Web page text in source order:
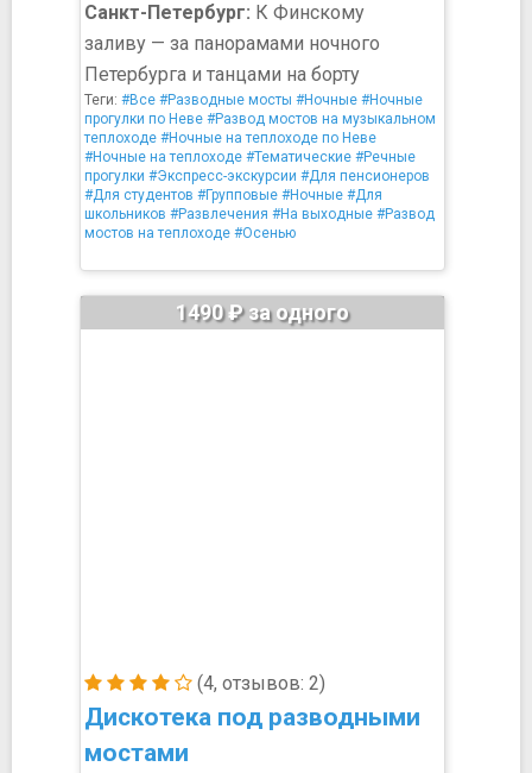
Санкт-Петербург: К Финскому
заливу — за панорамами ночного
Петербурга и танцами на борту
Теги: #Все #Разводные мосты #Ночные #Ночные
прогулки по Неве #Развод мостов на музыкальном
теплоходе #Ночные на теплоходе по Неве
#Ночные на теплоходе #Тематические #Речные
прогулки #Экспресс-экскурсии #Для пенсионеров
#Для студентов #Групповые #Ночные #Для
школьников #Развлечения #На выходные #Развод
мостов на теплоходе #Осенью
(4, отзывов: 2)
Дискотека под разводными
мостами
1490 ₽ за одного